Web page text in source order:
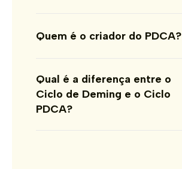
Quem é o criador do PDCA?
Qual é a diferença entre o
Ciclo de Deming e o Ciclo
PDCA?